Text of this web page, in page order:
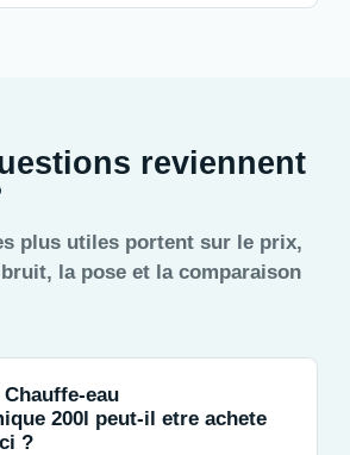
reviennent
plus utiles portent sur le prix,
la pose et la comparaison
eau
200l peut-il etre achete
?